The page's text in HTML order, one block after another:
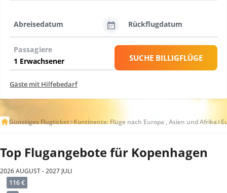
Abreisedatum Rückflugdatum
Passagiere
SUCHE BILLIGFLÜGE
Gäste mit Hilfebedarf
Günstiges Flugticket Kontinente: Flüge nach Europa , Asien und Afrika
Top Flugangebote für Kopenhagen
2026 AUGUST - 2027 JULI